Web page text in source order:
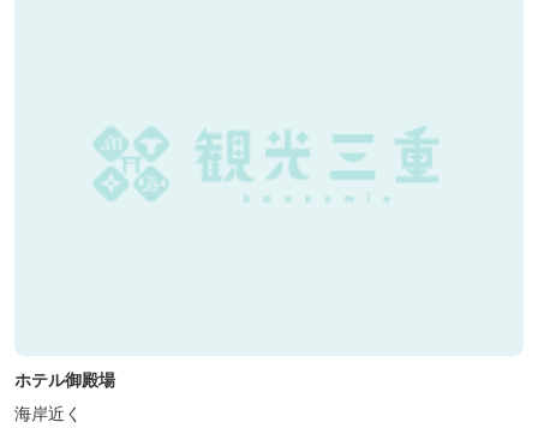
ホテル御殿場
海岸近く